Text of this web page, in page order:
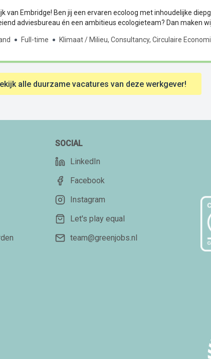
van Embridge! Ben jij een ervaren ecoloog met inhoudelijke
adviesbureau én een ambitieus ecologieteam? Dan maken
Full-time Klimaat / Milieu, Consultancy, Circulaire
alle duurzame vacatures van deze werkgever!
SOCIAL
LinkedIn
Facebook
Instagram
Let's play equal
team@greenjobs.nl